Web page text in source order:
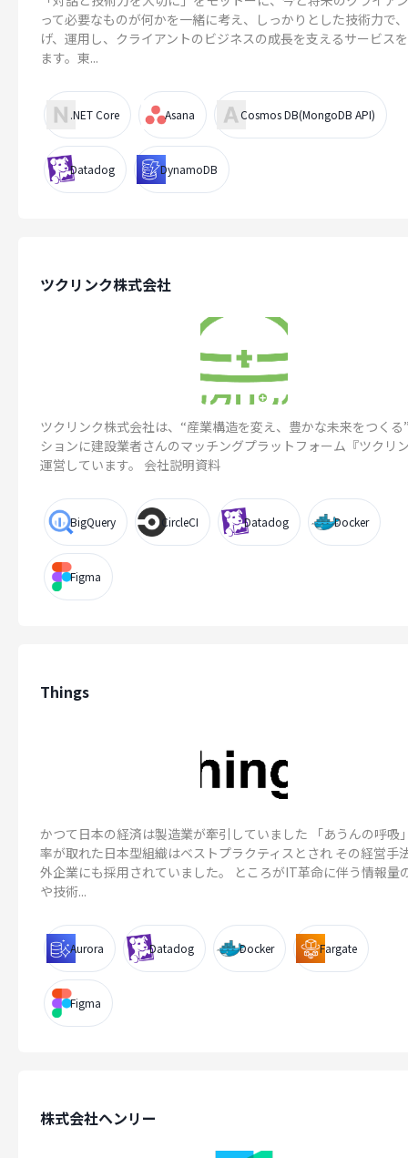
って必要なものが何かを一緒に考え、しっかりとした技術力で
げ、運用し、クライアントのビジネスの成長を支えるサービス
ます。東...
.NET Core Asana Cosmos DB(MongoDB API)
Datadog DynamoDB
ツクリンク株式会社
ツクリンク株式会社は、“産業構造を変え、豊かな未来をつくる
ションに建設業者さんのマッチングプラットフォーム『ツクリ
運営しています。 会社説明資料
BigQuery CircleCI Datadog Docker
Figma
Things
かつて日本の経済は製造業が牽引していました 「あうんの呼吸
率が取れた日本型組織はベストプラクティスとされ その経営手
外企業にも採用されていました。 ところがIT革命に伴う情報量
や技術...
Aurora Datadog Docker Fargate
Figma
株式会社ヘンリー